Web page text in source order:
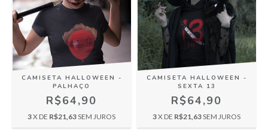
CAMISETA HALLOWEEN -
PALHAÇO
R$64,90
3X DE R$21,63SEM JUROS
CAMISETA HALLOWEEN -
SEXTA 13
R$64,90
3X DE R$21,63SEM JUROS